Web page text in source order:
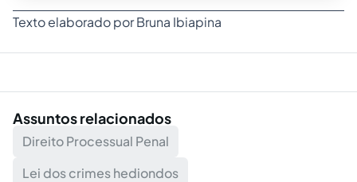
Texto elaborado por Bruna Ibiapina
Assuntos relacionados
Direito Processual Penal
Lei dos crimes hediondos